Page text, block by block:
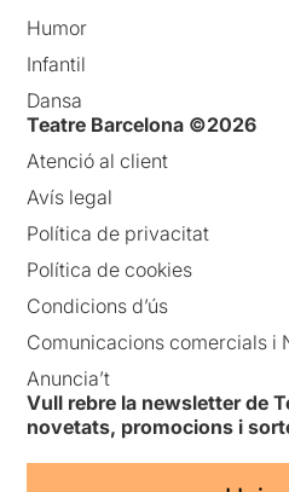
Humor
Infantil
Dansa
Teatre Barcelona ©2026
Atenció al client
Avís legal
Política de privacitat
Política de cookies
Condicions d’ús
Comunicacions comercials i
Anuncia’t
Vull rebre la newsletter de
novetats, promocions i